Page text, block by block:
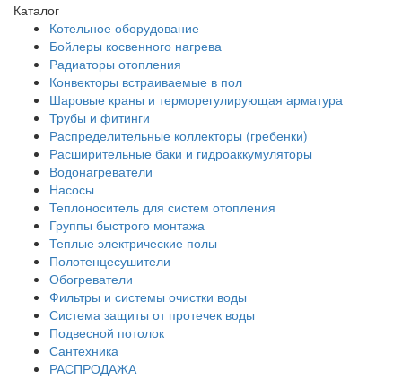
Каталог
Котельное оборудование
Бойлеры косвенного нагрева
Радиаторы отопления
Конвекторы встраиваемые в пол
Шаровые краны и терморегулирующая арматура
Трубы и фитинги
Распределительные коллекторы (гребенки)
Расширительные баки и гидроаккумуляторы
Водонагреватели
Насосы
Теплоноситель для систем отопления
Группы быстрого монтажа
Теплые электрические полы
Полотенцесушители
Обогреватели
Фильтры и системы очистки воды
Система защиты от протечек воды
Подвесной потолок
Сантехника
РАСПРОДАЖА